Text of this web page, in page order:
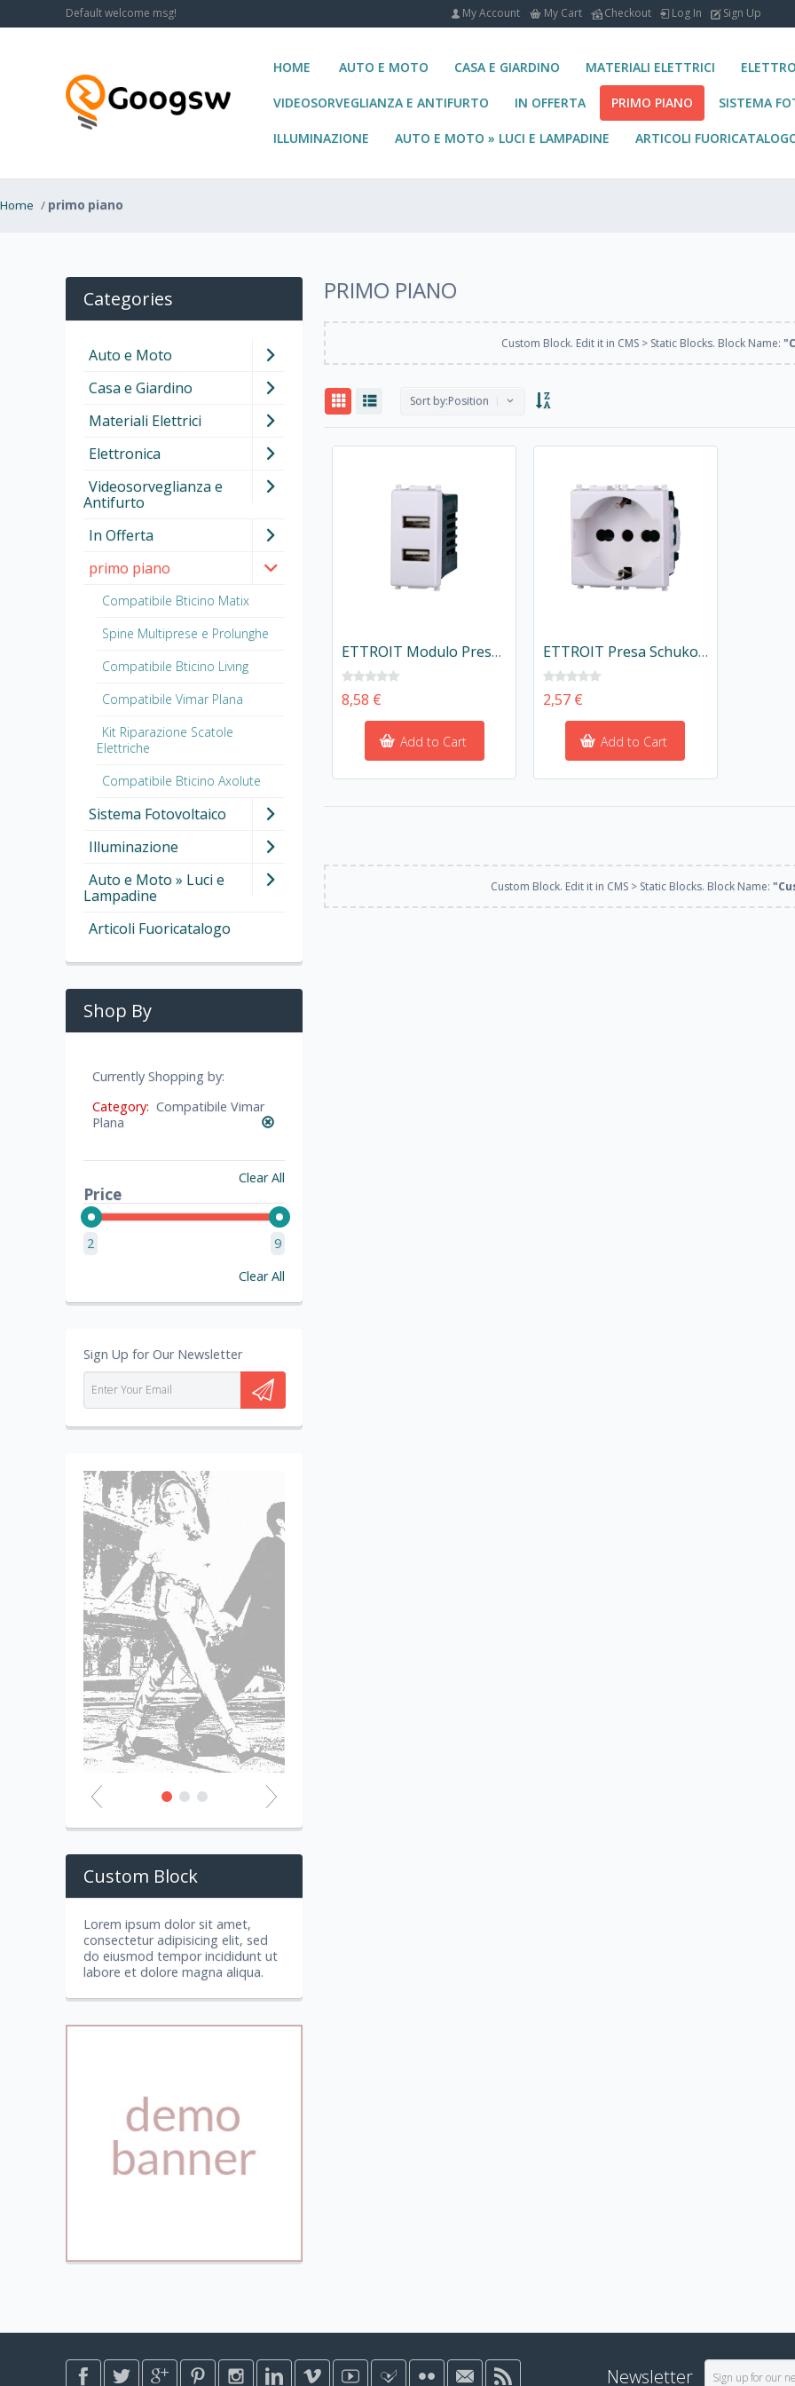
Default welcome msg! My Account My Cart Checkout Log In Sign Up
HOME AUTO E MOTO CASA E GIARDINO MATERIALI ELETTRICI
VIDEOSORVEGLIANZA E ANTIFURTO IN OFFERTA PRIMO PIANO SISTEMA
ILLUMINAZIONE AUTO E MOTO » LUCI E LAMPADINE ARTICOLI
Home / primo piano
PRIMO PIANO
Custom Block. Edit it in CMS > Static Blocks. Block Name:
Sort by:Position
ETTROIT Modulo Presa Caricatore USB 5V 2,1A 2 Porte USB-A Colore BIANCO Compatibile Con Vimar Plana
8,58 €
Add to Cart
ETTROIT Presa Schuko 2P+T 16A Colore BIANCO Compatibile Con Vimar Plana
2,57 €
Add to Cart
Custom Block. Edit it in CMS > Static Blocks. Block Name:
Categories
Auto e Moto
Casa e Giardino
Materiali Elettrici
Elettronica
Videosorveglianza e
Antifurto
In Offerta
primo piano
Compatibile Bticino Matix
Spine Multiprese e Prolunghe
Compatibile Bticino Living
Compatibile Vimar Plana
Kit Riparazione Scatole
Elettriche
Compatibile Bticino Axolute
Sistema Fotovoltaico
Illuminazione
Auto e Moto » Luci e
Lampadine
Articoli Fuoricatalogo
Shop By
Currently Shopping by:
Category: Compatibile Vimar
Plana
Clear All
Price
2
9
Clear All
Sign Up for Our Newsletter
Custom Block
Lorem ipsum dolor sit amet,
consectetur adipisicing elit, sed
do eiusmod tempor incididunt ut
labore et dolore magna aliqua.
Newsletter